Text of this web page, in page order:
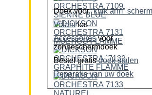
Doek voor
“knik arm” scherm
Volantlos
Accessoiresvoor
zonneschermdoek
Bestel gratis doek stalen
Reparatie van uw doek